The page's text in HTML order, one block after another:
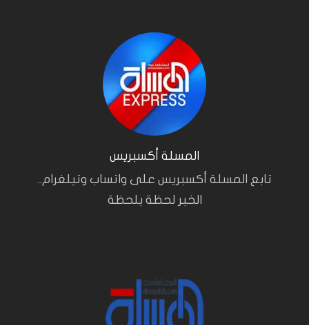
المسلة أكسبريس
تابع المسلة أكسبريس على واتساب وتيلغرام..
الخبر لحظة بلحظة